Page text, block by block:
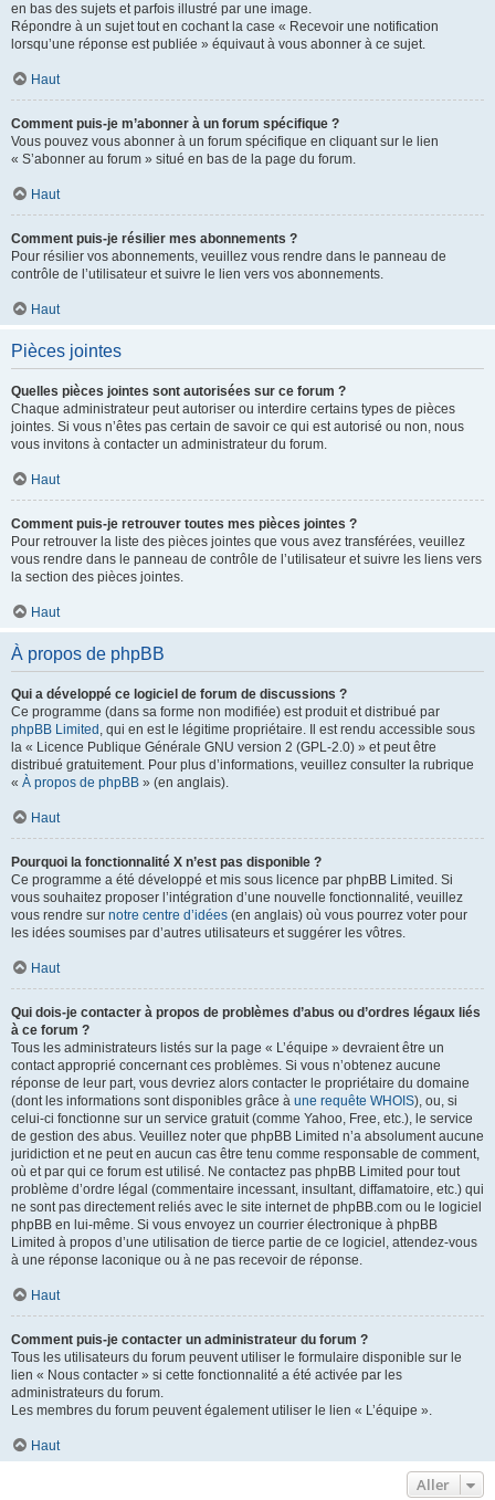
en bas des sujets et parfois illustré par une image.
Répondre à un sujet tout en cochant la case « Recevoir une notification
lorsqu’une réponse est publiée » équivaut à vous abonner à ce sujet.
Haut
Comment puis-je m’abonner à un forum spécifique ?
Vous pouvez vous abonner à un forum spécifique en cliquant sur le lien
« S’abonner au forum » situé en bas de la page du forum.
Haut
Comment puis-je résilier mes abonnements ?
Pour résilier vos abonnements, veuillez vous rendre dans le panneau de
contrôle de l’utilisateur et suivre le lien vers vos abonnements.
Haut
Pièces jointes
Quelles pièces jointes sont autorisées sur ce forum ?
Chaque administrateur peut autoriser ou interdire certains types de pièces
jointes. Si vous n’êtes pas certain de savoir ce qui est autorisé ou non, nous
vous invitons à contacter un administrateur du forum.
Haut
Comment puis-je retrouver toutes mes pièces jointes ?
Pour retrouver la liste des pièces jointes que vous avez transférées, veuillez
vous rendre dans le panneau de contrôle de l’utilisateur et suivre les liens vers
la section des pièces jointes.
Haut
À propos de phpBB
Qui a développé ce logiciel de forum de discussions ?
Ce programme (dans sa forme non modifiée) est produit et distribué par
phpBB Limited , qui en est le légitime propriétaire. Il est rendu accessible sous
la « Licence Publique Générale GNU version 2 (GPL-2.0) » et peut être
distribué gratuitement. Pour plus d’informations, veuillez consulter la rubrique
« À propos de phpBB » (en anglais).
Haut
Pourquoi la fonctionnalité X n’est pas disponible ?
Ce programme a été développé et mis sous licence par phpBB Limited. Si
vous souhaitez proposer l’intégration d’une nouvelle fonctionnalité, veuillez
vous rendre sur notre centre d’idées (en anglais) où vous pourrez voter pour
les idées soumises par d’autres utilisateurs et suggérer les vôtres.
Haut
Qui dois-je contacter à propos de problèmes d’abus ou d’ordres légaux liés
à ce forum ?
Tous les administrateurs listés sur la page « L’équipe » devraient être un
contact approprié concernant ces problèmes. Si vous n’obtenez aucune
réponse de leur part, vous devriez alors contacter le propriétaire du domaine
(dont les informations sont disponibles grâce à une requête WHOIS), ou, si
celui-ci fonctionne sur un service gratuit (comme Yahoo, Free, etc.), le service
de gestion des abus. Veuillez noter que phpBB Limited n’a absolument aucune
juridiction et ne peut en aucun cas être tenu comme responsable de comment,
où et par qui ce forum est utilisé. Ne contactez pas phpBB Limited pour tout
problème d’ordre légal (commentaire incessant, insultant, diffamatoire, etc.) qui
ne sont pas directement reliés avec le site internet de phpBB.com ou le logiciel
phpBB en lui-même. Si vous envoyez un courrier électronique à phpBB
Limited à propos d’une utilisation de tierce partie de ce logiciel, attendez-vous
à une réponse laconique ou à ne pas recevoir de réponse.
Haut
Comment puis-je contacter un administrateur du forum ?
Tous les utilisateurs du forum peuvent utiliser le formulaire disponible sur le
lien « Nous contacter » si cette fonctionnalité a été activée par les
administrateurs du forum.
Les membres du forum peuvent également utiliser le lien « L’équipe ».
Haut
Aller